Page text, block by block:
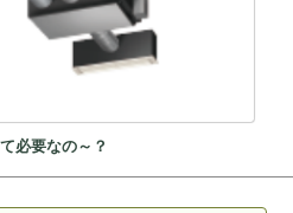
必要なの～？